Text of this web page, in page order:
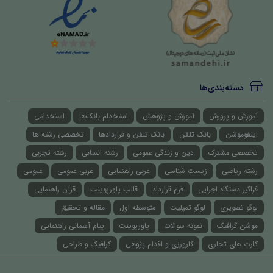
دسته‌بندی‌ها
آموزش و پرورش آموزش و پژوهش استخدام بانک‌ها
استخدامی
اینفوموشن
بانک تلفن بانک تلفن و قراردادها
تخصصی رشته ها
تخصصی مشترک
دین و زندگی عمومی رشته انسانی
رشته تجربی
رشته ریاضی
زیست شناسی عربی راهنمایی عربی عمومی
عمومی
فراگیر دستگاه اجرایی
فرم قرارداد قالب پاورپوینت
قرآن راهنمایی
لوگو تصویری
لوگو تمپلیت متوسطه اول
مقاله و تحقیق
موشن گرافیک
نمونه سوالات پاورپوینت
پیام آسمانی راهنمایی
کارت های تجاری
کارورزی و اقدام پژوهی گرافیک و طراحی